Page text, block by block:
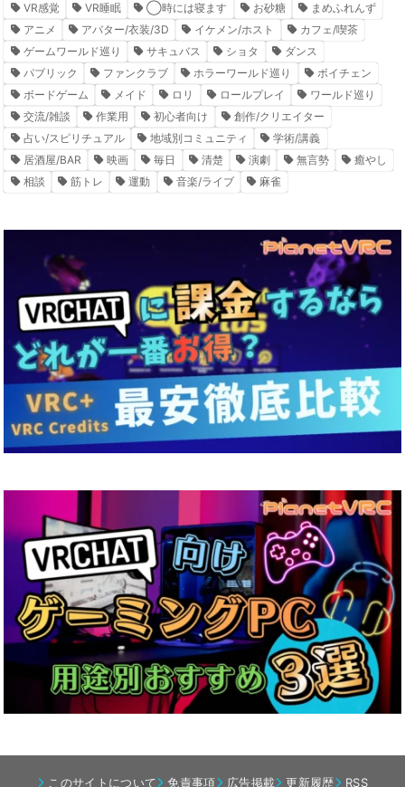
VR感覚
VR睡眠 ◯時には寝ます お砂糖
まめふれんず
アニメ
アバター/衣装/3D イケメン/ホスト
カフェ/喫茶
ゲームワールド巡り
サキュバス ショタ
ダンス
パブリック
ファンクラブ ホラーワールド巡り
ボイチェン
ボードゲーム
メイド ロリ ロールプレイ
ワールド巡り
交流/雑談
作業用 初心者向け
創作/クリエイター
占い/スピリチュアル
地域別コミュニティ
学術/講義
居酒屋/BAR
映画 毎日 清楚 演劇 無言勢
癒やし
相談
筋トレ 運動 音楽/ライブ 麻雀
このサイトについて 免責事項 広告掲載 更新履歴 RSS